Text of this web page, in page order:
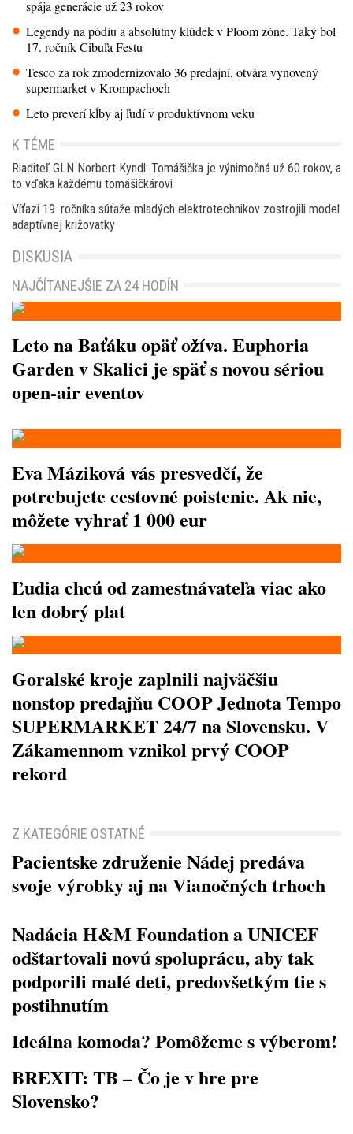
spája generácie už 23 rokov
Legendy na pódiu a absolútny klúdek v Ploom zóne. Taký bol
17. ročník Cibuľa Festu
Tesco za rok zmodernizovalo 36 predajní, otvára vynovený
supermarket v Krompachoch
Leto preverí kĺby aj ľudí v produktívnom veku
K TÉME
Riaditeľ GLN Norbert Kyndl: Tomášička je výnimočná už 60 rokov, a
to vďaka každému tomášičkárovi
Víťazi 19. ročníka súťaže mladých elektrotechnikov zostrojili model
adaptívnej križovatky
DISKUSIA
NAJČÍTANEJŠIE ZA 24 HODÍN
Leto na Baťáku opäť ožíva. Euphoria
Garden v Skalici je späť s novou sériou
open-air eventov
Eva Máziková vás presvedčí, že
potrebujete cestovné poistenie. Ak nie,
môžete vyhrať 1 000 eur
Ľudia chcú od zamestnávateľa viac ako
len dobrý plat
Goralské kroje zaplnili najväčšiu
nonstop predajňu COOP Jednota Tempo
SUPERMARKET 24/7 na Slovensku. V
Zákamennom vznikol prvý COOP
rekord
Z KATEGÓRIE OSTATNÉ
Pacientske združenie Nádej predáva
svoje výrobky aj na Vianočných trhoch
Nadácia H&M Foundation a UNICEF
odštartovali novú spoluprácu, aby tak
podporili malé deti, predovšetkým tie s
postihnutím
Ideálna komoda? Pomôžeme s výberom!
BREXIT: TB – Čo je v hre pre
Slovensko?